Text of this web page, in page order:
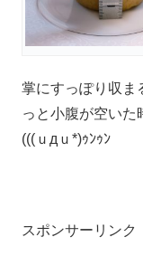
掌にすっぽり収ま
っと小腹が空いた
(((ｕдｕ*)ｩﾝｩﾝ
スポンサーリンク